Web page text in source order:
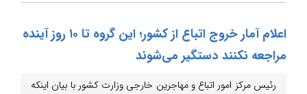
اعلام آمار خروج اتباع از کشور؛ این گروه تا ۱۰ روز آینده
مراجعه نکنند دستگیر می‌شوند
رئیس مرکز امور اتباع و مهاجرین خارجی وزارت کشور با بیان اینکه